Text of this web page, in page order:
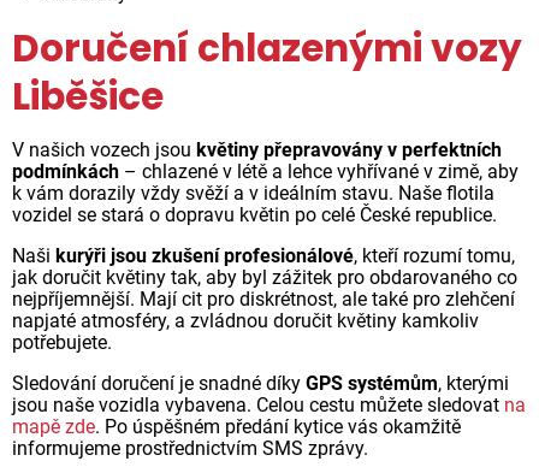
Doručení chlazenými vozy
Liběšice
V našich vozech jsou květiny přepravovány v perfektních
podmínkách – chlazené v létě a lehce vyhřívané v zimě, aby
k vám dorazily vždy svěží a v ideálním stavu. Naše flotila
vozidel se stará o dopravu květin po celé České republice.
Naši kurýři jsou zkušení profesionálové, kteří rozumí tomu,
jak doručit květiny tak, aby byl zážitek pro obdarovaného co
nejpříjemnější. Mají cit pro diskrétnost, ale také pro zlehčení
napjaté atmosféry, a zvládnou doručit květiny kamkoliv
potřebujete.
Sledování doručení je snadné díky GPS systémům, kterými
jsou naše vozidla vybavena. Celou cestu můžete sledovat na
mapě zde. Po úspěšném předání kytice vás okamžitě
informujeme prostřednictvím SMS zprávy.